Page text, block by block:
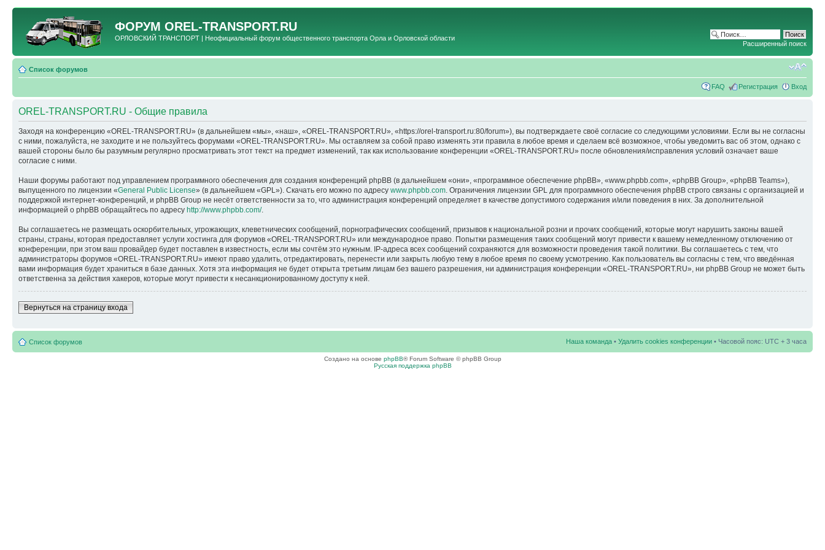
ФОРУМ OREL-TRANSPORT.RU
ОРЛОВСКИЙ ТРАНСПОРТ | Неофициальный форум общественного транспорта Орла и Орловской области
Расширенный поиск
Список форумов
FAQ Регистрация Вход
OREL-TRANSPORT.RU - Общие правила
Заходя на конференцию «OREL-TRANSPORT.RU» (в дальнейшем «мы», «наш», «OREL-TRANSPORT.RU», «https://orel-transport.ru:80/forum»), вы подтверждаете своё согласие со следующими условиями. Если вы не согласны
с ними, пожалуйста, не заходите и не пользуйтесь форумами «OREL-TRANSPORT.RU». Мы оставляем за собой право изменять эти правила в любое время и сделаем всё возможное, чтобы уведомить вас об этом, однако с
вашей стороны было бы разумным регулярно просматривать этот текст на предмет изменений, так как использование конференции «OREL-TRANSPORT.RU» после обновления/исправления условий означает ваше
согласие с ними.
Наши форумы работают под управлением программного обеспечения для создания конференций phpBB (в дальнейшем «они», «программное обеспечение phpBB», «www.phpbb.com», «phpBB Group», «phpBB Teams»),
выпущенного по лицензии «General Public License» (в дальнейшем «GPL»). Скачать его можно по адресу www.phpbb.com . Ограничения лицензии GPL для программного обеспечения phpBB строго связаны с организацией и
поддержкой интернет-конференций, и phpBB Group не несёт ответственности за то, что администрация конференций определяет в качестве допустимого содержания и/или поведения в них. За дополнительной
информацией о phpBB обращайтесь по адресу http://www.phpbb.com/.
Вы соглашаетесь не размещать оскорбительных, угрожающих, клеветнических сообщений, порнографических сообщений, призывов к национальной розни и прочих сообщений, которые могут нарушить законы вашей
страны, страны, которая предоставляет услуги хостинга для форумов «OREL-TRANSPORT.RU» или международное право. Попытки размещения таких сообщений могут привести к вашему немедленному отключению от
конференции, при этом ваш провайдер будет поставлен в известность, если мы сочтём это нужным. IP-адреса всех сообщений сохраняются для возможности проведения такой политики. Вы соглашаетесь с тем, что
администраторы форумов «OREL-TRANSPORT.RU» имеют право удалить, отредактировать, перенести или закрыть любую тему в любое время по своему усмотрению. Как пользователь вы согласны с тем, что введённая
вами информация будет храниться в базе данных. Хотя эта информация не будет открыта третьим лицам без вашего разрешения, ни администрация конференции «OREL-TRANSPORT.RU», ни phpBB Group не может быть
ответственна за действия хакеров, которые могут привести к несанкционированному доступу к ней.
Вернуться на страницу входа
Список форумов Наша команда • Удалить cookies конференции • Часовой пояс: UTC + 3 часа
Создано на основе phpBB® Forum Software © phpBB Group
Русская поддержка phpBB